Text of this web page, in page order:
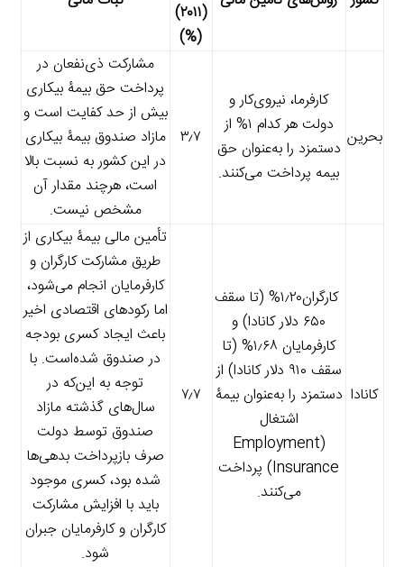
(۲۰۱۱)
(%)
بحرین
کارفرما، نیروی‌کار و
دولت هر کدام ۱% از
دستمزد را به‌عنوان حق
بیمه پرداخت می‌کنند.
۳٫۷
مشارکت ذی‌نفعان در
پرداخت حق بیمۀ بیکاری
بیش از حد کفایت است و
مازاد صندوق بیمۀ بیکاری
در این کشور به نسبت بالا
است، هرچند مقدار آن
مشخص نیست.
کانادا
کارگران۱٫۲۰% (تا سقف
۶۵۰ دلار کانادا) و
کارفرمایان ۱٫۶۸% (تا
سقف ۹۱۰ دلار کانادا) از
دستمزد را به‌عنوان بیمۀ
اشتغال
(Employment
Insurance) پرداخت
می‌کنند.
۷٫۷
تأمین مالی بیمۀ بیکاری از
طریق مشارکت کارگران و
کارفرمایان انجام می‌شود،
اما رکودهای اقتصادی اخیر
باعث ایجاد کسری بودجه
در صندوق شده‌است. با
توجه به این‌که در
سال‌های گذشته مازاد
صندوق توسط دولت
صرف بازپرداخت بدهی‌ها
شده بود، کسری موجود
باید با افزایش مشارکت
کارگران و کارفرمایان جبران
شود.